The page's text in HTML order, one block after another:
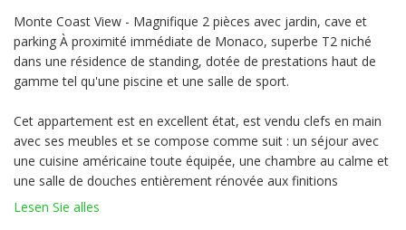
Monte Coast View - Magnifique 2 pièces avec jardin, cave et
parking À proximité immédiate de Monaco, superbe T2 niché
dans une résidence de standing, dotée de prestations haut de
gamme tel qu'une piscine et une salle de sport.
Cet appartement est en excellent état, est vendu clefs en main
avec ses meubles et se compose comme suit : un séjour avec
une cuisine américaine toute équipée, une chambre au calme et
une salle de douches entièrement rénovée aux finitions
modernes et élégantes.
Lesen Sie alles